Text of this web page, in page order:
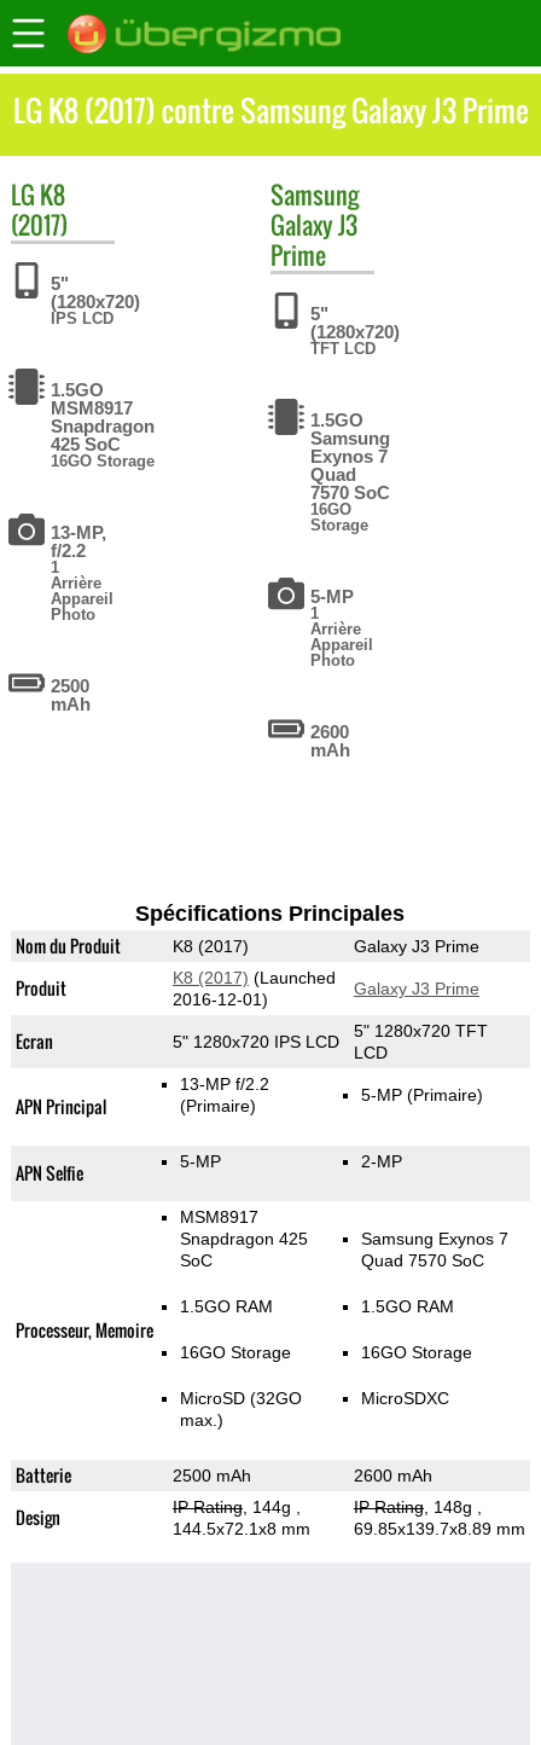
LG K8 (2017) contre Samsung Galaxy J3 Prime
LG K8
(2017)
5"
(1280x720)
IPS LCD
1.5GO
MSM8917
Snapdragon
425 SoC
16GO Storage
13-MP,
f/2.2
1
Arrière
Appareil
Photo
2500
mAh
Samsung
Galaxy J3
Prime
5"
(1280x720)
TFT LCD
1.5GO
Samsung
Exynos 7
Quad
7570 SoC
16GO
Storage
5-MP
1
Arrière
Appareil
Photo
2600
mAh
Spécifications Principales
Nom du Produit K8 (2017) Galaxy J3 Prime
Produit K8 (2017) (Launched
2016-12-01)
Galaxy J3 Prime
Ecran 5" 1280x720 IPS LCD
5" 1280x720 TFT
LCD
APN Principal
13-MP f/2.2
(Primaire)
5-MP (Primaire)
APN Selfie 5-MP 2-MP
Processeur, Memoire
MSM8917
Snapdragon 425
SoC
1.5GO RAM
16GO Storage
MicroSD (32GO
max.)
Samsung Exynos 7
Quad 7570 SoC
1.5GO RAM
16GO Storage
MicroSDXC
Batterie 2500 mAh 2600 mAh
Design IP Rating, 144g
144.5x72.1x8 mm
IP Rating, 148g
69.85x139.7x8.89 mm